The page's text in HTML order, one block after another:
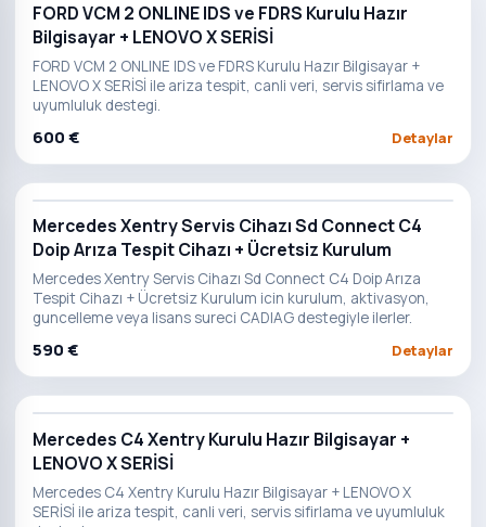
FORD VCM 2 ONLINE IDS ve FDRS Kurulu Hazır
Bilgisayar + LENOVO X SERİSİ
FORD VCM 2 ONLINE IDS ve FDRS Kurulu Hazır Bilgisayar +
LENOVO X SERİSİ ile ariza tespit, canli veri, servis sifirlama ve
uyumluluk destegi.
600 € Detaylar
Mercedes Xentry Servis Cihazı Sd Connect C4
Doip Arıza Tespit Cihazı + Ücretsiz Kurulum
Mercedes Xentry Servis Cihazı Sd Connect C4 Doip Arıza
Tespit Cihazı + Ücretsiz Kurulum icin kurulum, aktivasyon,
guncelleme veya lisans sureci CADIAG destegiyle ilerler.
590 € Detaylar
Mercedes C4 Xentry Kurulu Hazır Bilgisayar +
LENOVO X SERİSİ
Mercedes C4 Xentry Kurulu Hazır Bilgisayar + LENOVO X
SERİSİ ile ariza tespit, canli veri, servis sifirlama ve uyumluluk